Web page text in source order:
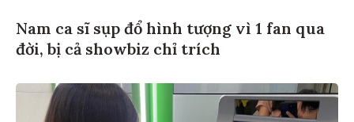
Nam ca sĩ sụp đổ hình tượng vì 1 fan qua
đời, bị cả showbiz chỉ trích